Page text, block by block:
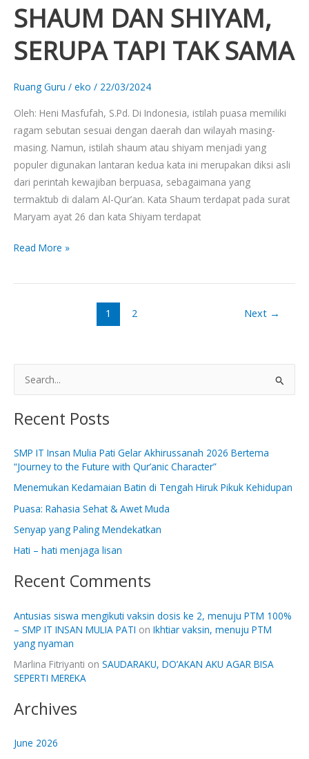
SHAUM DAN SHIYAM,
SERUPA TAPI TAK SAMA
Ruang Guru / eko / 22/03/2024
Oleh: Heni Masfufah, S.Pd. Di Indonesia, istilah puasa memiliki
ragam sebutan sesuai dengan daerah dan wilayah masing-
masing. Namun, istilah shaum atau shiyam menjadi yang
populer digunakan lantaran kedua kata ini merupakan diksi asli
dari perintah kewajiban berpuasa, sebagaimana yang
termaktub di dalam Al-Qur’an. Kata Shaum terdapat pada surat
Maryam ayat 26 dan kata Shiyam terdapat
SHAUM
DAN
SHIYAM,
SERUPA
SAMA
Read More »
1 2 Next →
a
c
h
f
o
r
:
Recent Posts
SMP IT Insan Mulia Pati Gelar Akhirussanah 2026 Bertema
“Journey to the Future with Qur’anic Character”
Menemukan Kedamaian Batin di Tengah Hiruk Pikuk Kehidupan
Puasa: Rahasia Sehat & Awet Muda
Senyap yang Paling Mendekatkan
Hati – hati menjaga lisan
Recent Comments
Antusias siswa mengikuti vaksin dosis ke 2, menuju PTM 100%
– SMP IT INSAN MULIA PATI on Ikhtiar vaksin, menuju PTM
yang nyaman
Marlina Fitriyanti on SAUDARAKU, DO’AKAN AKU AGAR BISA
SEPERTI MEREKA
Archives
June 2026